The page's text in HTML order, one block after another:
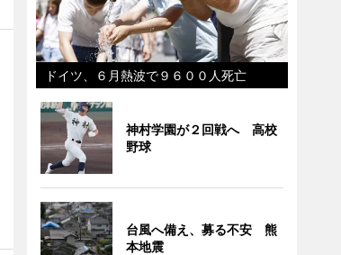
ドイツ、６月熱波で９６００人死亡
神村学園が２回戦へ 高校
野球
台風へ備え、募る不安 熊
本地震